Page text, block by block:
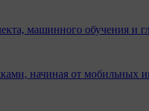
машинного обучения и
начиная от мобильных